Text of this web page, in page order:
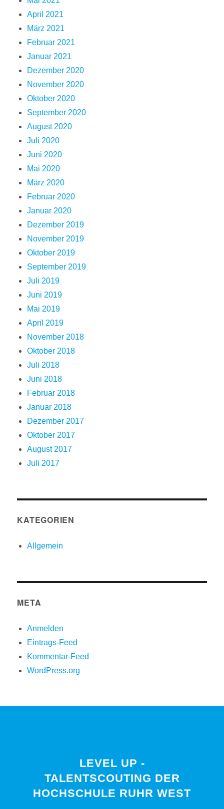
April 2021
März 2021
Februar 2021
Januar 2021
Dezember 2020
November 2020
Oktober 2020
September 2020
August 2020
Juli 2020
Juni 2020
Mai 2020
März 2020
Februar 2020
Januar 2020
Dezember 2019
November 2019
Oktober 2019
September 2019
Juli 2019
Juni 2019
Mai 2019
April 2019
November 2018
Oktober 2018
Juli 2018
Juni 2018
Februar 2018
Januar 2018
Dezember 2017
Oktober 2017
August 2017
Juli 2017
KATEGORIEN
Allgemein
META
Anmelden
Eintrags-Feed
Kommentar-Feed
WordPress.org
LEVEL UP -
TALENTSCOUTING DER
HOCHSCHULE RUHR WEST